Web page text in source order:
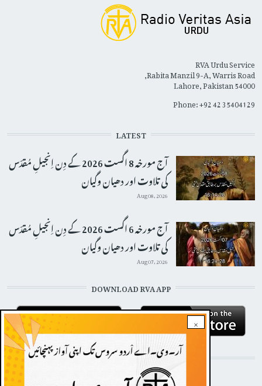
×
RVA Urdu Service
Rabita Manzil 9-A, Warris Road,
Lahore, Pakistan 54000
Phone: +92 42 35404129
LATEST
آج مورخہ 8 اگست 2026 کے دِن اِنجیلِ مُقدّس
کی تلاوت اور دھیان وگیان
Aug 08, 2026
آج مورخہ 6 اگست 2026 کے دِن اِنجیلِ مُقدّس
کی تلاوت اور دھیان وگیان
Aug 07, 2026
DOWNLOAD RVA APP
STAY CONNECTED WITH US!